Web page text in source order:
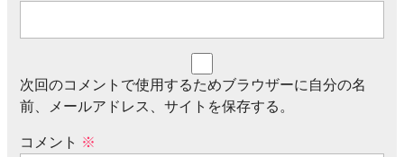
次回のコメントで使用するためブラウザーに自分の名
前、メールアドレス、サイトを保存する。
コメント ※